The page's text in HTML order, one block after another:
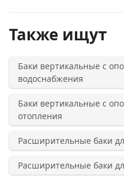
Также ищут
Баки вертикальные с
водоснабжения
Баки вертикальные с
отопления
Расширительные баки
Расширительные баки